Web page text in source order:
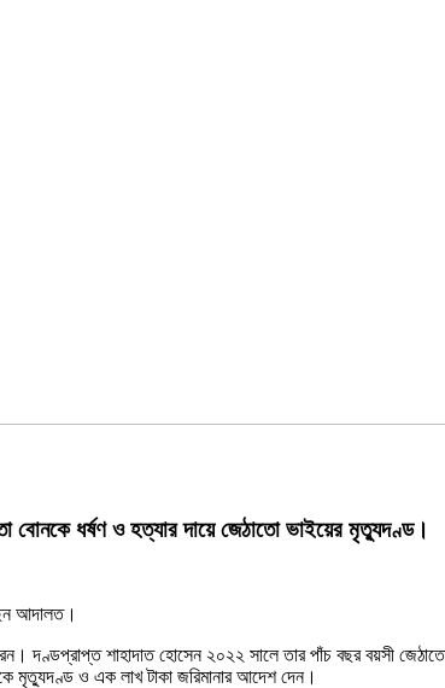
বোনকে ধর্ষণ ও হত্যার দায়ে জেঠাতো ভাইয়ের মৃত্যুদণ্ড।
আদালত।
দণ্ডপ্রাপ্ত শাহাদাত হোসেন ২০২২ সালে তার পাঁচ বছর বয়সী
মৃত্যুদণ্ড ও এক লাখ টাকা জরিমানার আদেশ দেন।